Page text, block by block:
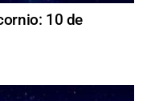
10 de